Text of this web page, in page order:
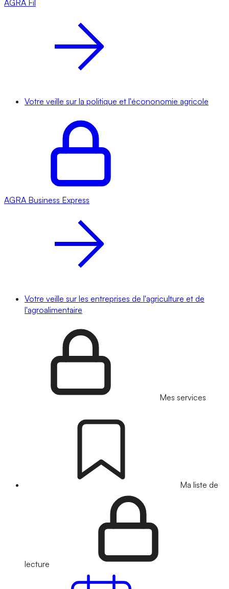
AGRA Fil
Votre veille sur la politique et l'écononomie agricole
AGRA Business Express
Votre veille sur les entreprises de l'agriculture et de
l'agroalimentaire
Mes services
Ma liste de
lecture